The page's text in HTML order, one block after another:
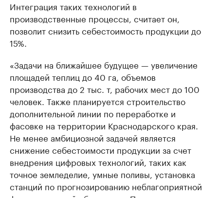
Интеграция таких технологий в
производственные процессы, считает он,
позволит снизить себестоимость продукции до
15%.
«Задачи на ближайшее будущее — увеличение
площадей теплиц до 40 га, объемов
производства до 2 тыс. т, рабочих мест до 100
человек. Также планируется строительство
дополнительной линии по переработке и
фасовке на территории Краснодарского края.
Не менее амбициозной задачей является
снижение себестоимости продукции за счет
внедрения цифровых технологий, таких как
точное земледелие, умные поливы, установка
станций по прогнозированию неблагоприятной